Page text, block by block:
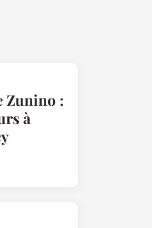
Zunino :
à